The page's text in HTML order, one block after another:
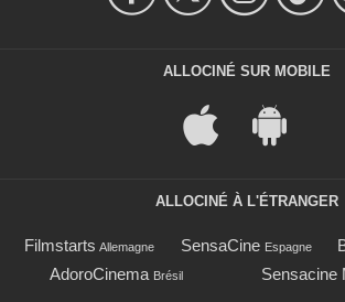
ALLOCINÉ SUR MOBILE
ALLOCINÉ À L'ÉTRANGER
Filmstarts Allemagne SensaCine Espagne
AdoroCinema Brésil Sensacine